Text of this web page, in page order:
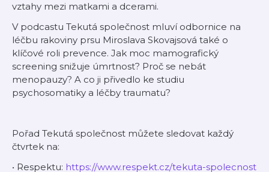
vztahy mezi matkami a dcerami.
V podcastu Tekutá společnost mluví odbornice na
léčbu rakoviny prsu Miroslava Skovajsová také o
klíčové roli prevence. Jak moc mamografický
screening snižuje úmrtnost? Proč se nebát
menopauzy? A co ji přivedlo ke studiu
psychosomatiky a léčby traumatu?
Pořad Tekutá společnost můžete sledovat každý
čtvrtek na:
• Respektu: https://www.respekt.cz/tekuta-spolecnost